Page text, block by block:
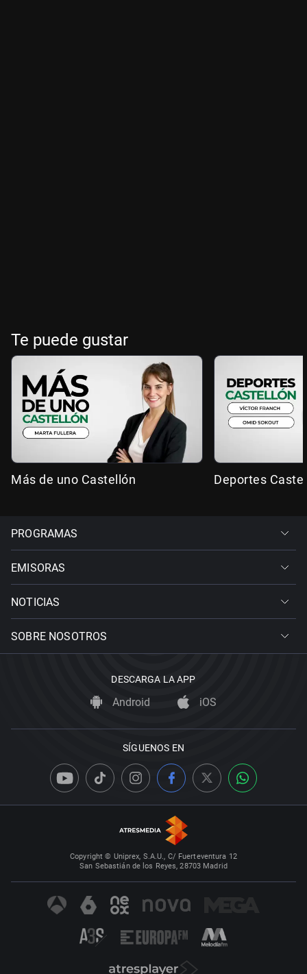
Te puede gustar
Más de uno Castellón Deportes
PROGRAMAS
EMISORAS
NOTICIAS
SOBRE NOSOTROS
DESCARGA LA APP
Android iOS
SÍGUENOS EN
Copyright © Uniprex, S.A.U., C/ Fuerteventura 12
San Sebastián de los Reyes, 28703 Madrid